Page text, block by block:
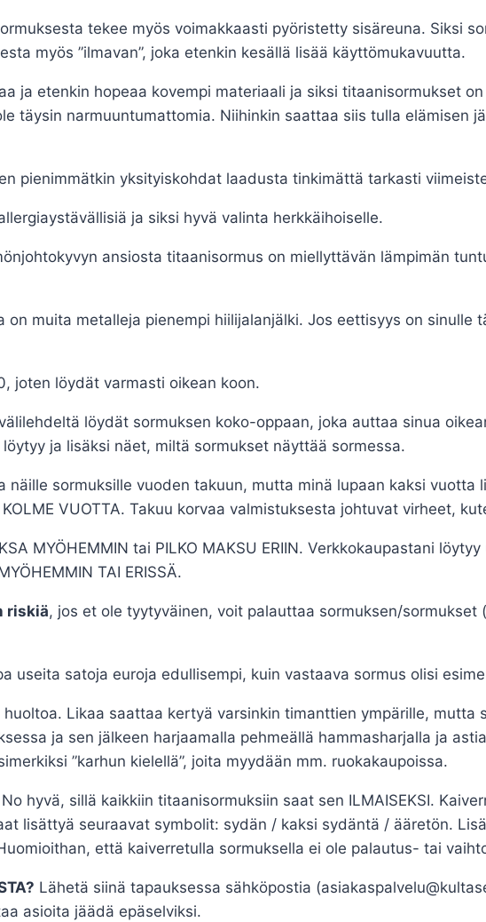
tekee myös voimakkaasti pyöristetty sisäreuna. Siksi
myös ”ilmavan”, joka etenkin kesällä lisää käyttömukavuutta.
ja etenkin hopeaa kovempi materiaali ja siksi titaanisormukset
täysin narmuuntumattomia. Niihinkin saattaa siis tulla elämisen
pienimmätkin yksityiskohdat laadusta tinkimättä tarkasti
ja siksi hyvä valinta herkkäihoiselle.
ansiosta titaanisormus on miellyttävän lämpimän
on muita metalleja pienempi hiilijalanjälki. Jos eettisyys on sinulle
joten löydät varmasti oikean koon.
löydät sormuksen koko-oppaan, joka auttaa sinua
ja lisäksi näet, miltä sormukset näyttää sormessa.
näille sormuksille vuoden takuun, mutta minä lupaan kaksi vuotta
VUOTTA. Takuu korvaa valmistuksesta johtuvat virheet,
MYÖHEMMIN tai PILKO MAKSU ERIIN. Verkkokaupastani
TAI ERISSÄ.
riskiä, jos et ole tyytyväinen, voit palauttaa sormuksen/sormukset
useita satoja euroja edullisempi, kuin vastaava sormus olisi
Likaa saattaa kertyä varsinkin timanttien ympärille, mutta
ja sen jälkeen harjaamalla pehmeällä hammasharjalla ja
”karhun kielellä”, joita myydään mm. ruokakaupoissa.
hyvä, sillä kaikkiin titaanisormuksiin saat sen ILMAISEKSI.
lisättyä seuraavat symbolit: sydän / kaksi sydäntä / ääretön.
että kaiverretulla sormuksella ei ole palautus- tai
Lähetä siinä tapauksessa sähköpostia
asioita jäädä epäselviksi.